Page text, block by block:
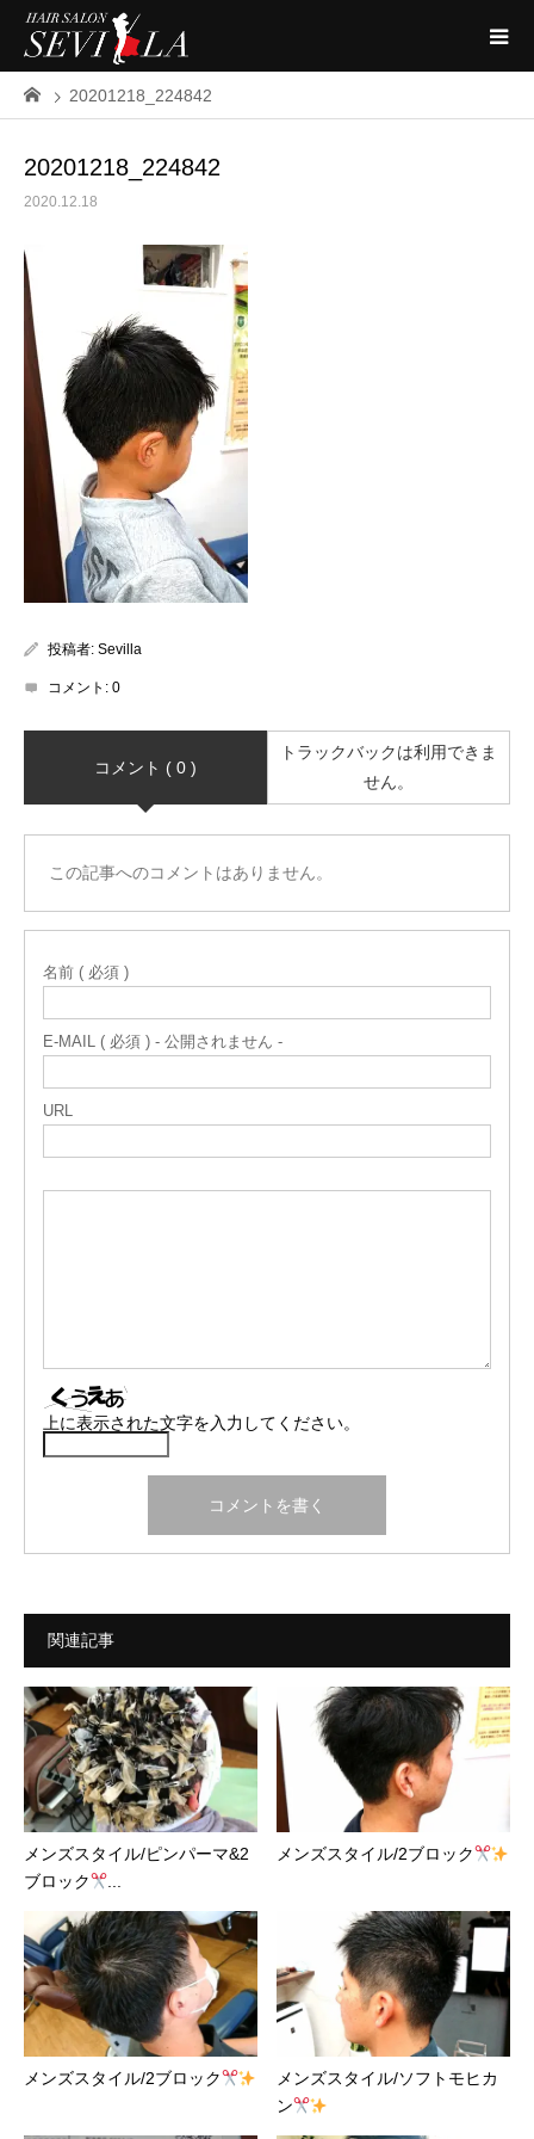
20201218_224842
20201218_224842
2020.12.18
投稿者: Sevilla
コメント: 0
コメント ( 0 )
トラックバックは利用できま
せん。
この記事へのコメントはありません。
名前 ( 必須 )
E-MAIL ( 必須 ) - 公開されません -
URL
上に表示された文字を入力してください。
関連記事
メンズスタイル/ピンパーマ&2
ブロック
メンズスタイル/2ブロック
メンズスタイル/2ブロック
メンズスタイル/ソフトモヒカ
ン